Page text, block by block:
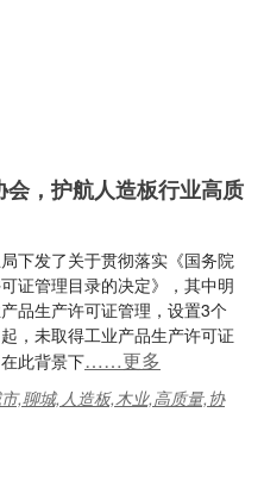
，护航人造板行业高质
下发了关于贯彻落实《国务院
证管理目录的决定》，其中明
品生产许可证管理，设置3个
，未取得工业产品生产许可证
此背景下……更多
,聊城,人造板,木业,高质量,协